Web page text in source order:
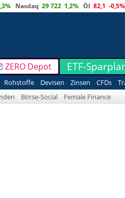
Nasdaq 29 722 1,2% Öl 82,1 -0,5%
ZERO Depot ETF-
Rohstoffe Devisen Zinsen CFDs
Börse-Social Female Finance